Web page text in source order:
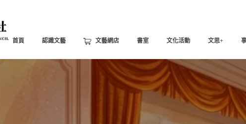
首頁 認識文藝 文藝網店 書室 文化活動 文思+